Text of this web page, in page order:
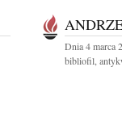
Dnia 4 marca
bibliofil,